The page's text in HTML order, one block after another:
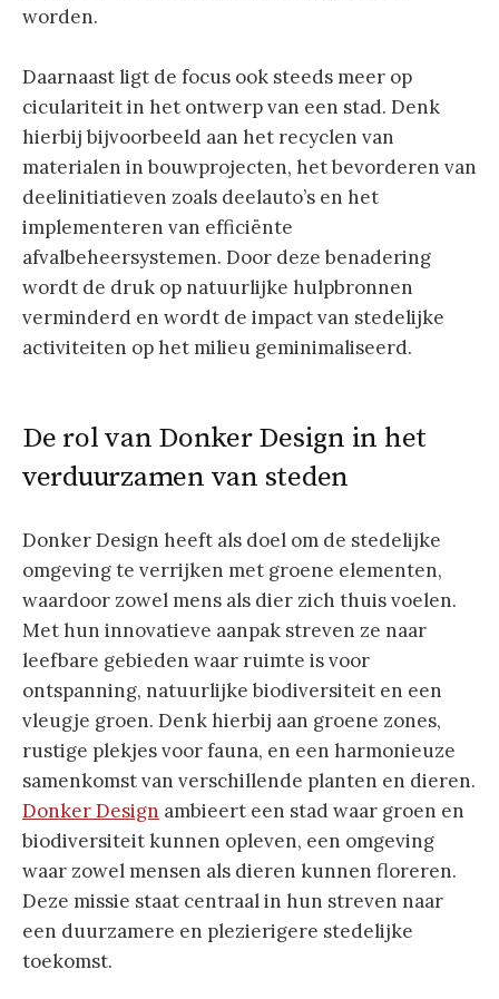
worden.
Daarnaast ligt de focus ook steeds meer op
ciculariteit in het ontwerp van een stad. Denk
hierbij bijvoorbeeld aan het recyclen van
materialen in bouwprojecten, het bevorderen van
deelinitiatieven zoals deelauto’s en het
implementeren van efficiënte
afvalbeheersystemen. Door deze benadering
wordt de druk op natuurlijke hulpbronnen
verminderd en wordt de impact van stedelijke
activiteiten op het milieu geminimaliseerd.
De rol van Donker Design in het
verduurzamen van steden
Donker Design heeft als doel om de stedelijke
omgeving te verrijken met groene elementen,
waardoor zowel mens als dier zich thuis voelen.
Met hun innovatieve aanpak streven ze naar
leefbare gebieden waar ruimte is voor
ontspanning, natuurlijke biodiversiteit en een
vleugje groen. Denk hierbij aan groene zones,
rustige plekjes voor fauna, en een harmonieuze
samenkomst van verschillende planten en dieren.
Donker Design ambieert een stad waar groen en
biodiversiteit kunnen opleven, een omgeving
waar zowel mensen als dieren kunnen floreren.
Deze missie staat centraal in hun streven naar
een duurzamere en plezierigere stedelijke
toekomst.